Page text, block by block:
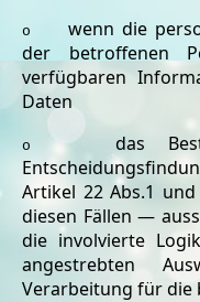
o wenn die
der betroffenen
verfügbaren
Daten
o das
Artikel 22 Abs.1
diesen Fällen —
die involvierte
angestrebten
Verarbeitung für die